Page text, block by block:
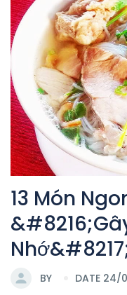
13 Món
BY DATE 24/